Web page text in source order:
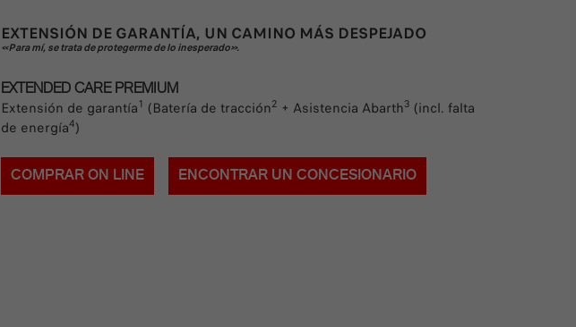
EXTENSIÓN DE GARANTÍA, UN CAMINO MÁS DESPEJADO
«Para mí, se trata de protegerme de lo inesperado».
EXTENDED CARE PREMIUM
Extensión de garantía1 (Batería de tracción2 + Asistencia Abarth3 (incl. falta
de energía4)
COMPRAR ON LINE ENCONTRAR UN CONCESIONARIO